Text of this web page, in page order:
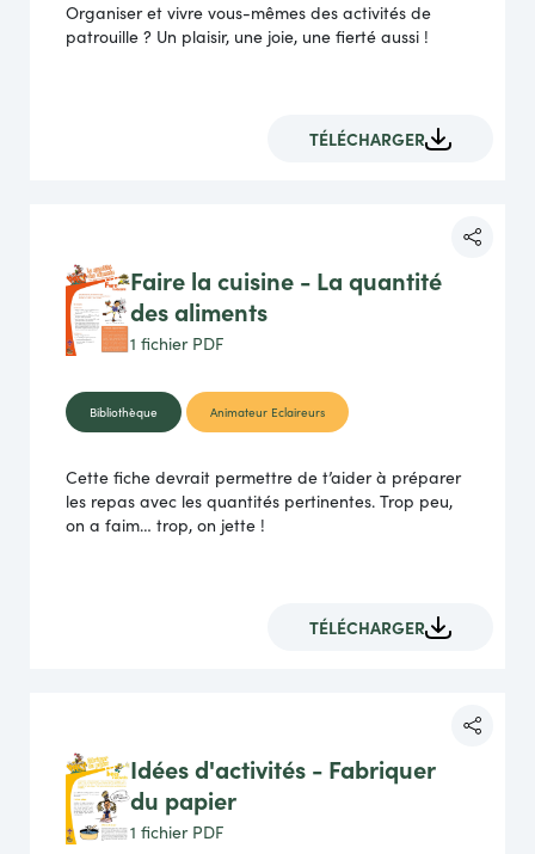
Organiser et vivre vous-mêmes des activités de
patrouille ? Un plaisir, une joie, une fierté aussi !
TÉLÉCHARGER
Faire la cuisine - La quantité
des aliments
1 fichier PDF
Bibliothèque Animateur Eclaireurs
Cette fiche devrait permettre de t’aider à préparer
les repas avec les quantités pertinentes. Trop peu,
on a faim… trop, on jette !
TÉLÉCHARGER
Idées d'activités - Fabriquer
du papier
1 fichier PDF